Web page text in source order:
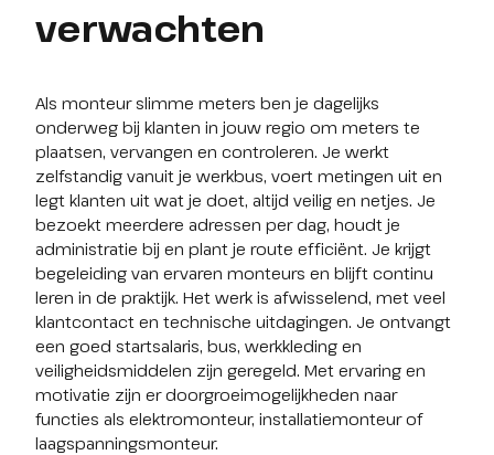
verwachten
Als monteur slimme meters ben je dagelijks
onderweg bij klanten in jouw regio om meters te
plaatsen, vervangen en controleren. Je werkt
zelfstandig vanuit je werkbus, voert metingen uit en
legt klanten uit wat je doet, altijd veilig en netjes. Je
bezoekt meerdere adressen per dag, houdt je
administratie bij en plant je route efficiënt. Je krijgt
begeleiding van ervaren monteurs en blijft continu
leren in de praktijk. Het werk is afwisselend, met veel
klantcontact en technische uitdagingen. Je ontvangt
een goed startsalaris, bus, werkkleding en
veiligheidsmiddelen zijn geregeld. Met ervaring en
motivatie zijn er doorgroeimogelijkheden naar
functies als elektromonteur, installatiemonteur of
laagspanningsmonteur.